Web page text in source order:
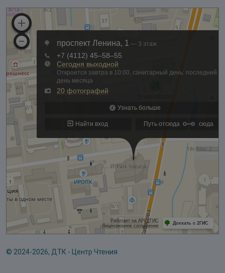
© 2024-2026, ДТК - Центр Чтения